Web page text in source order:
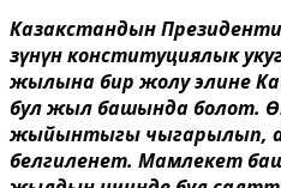
Казакстандын
өзүнүн конституциялык
жылына бир жолу элине
бул жыл башында болот.
жыйынтыгы чыгарылып,
белгиленет. Мамлекет